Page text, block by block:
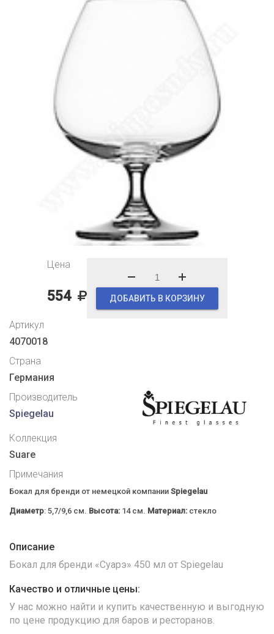
Цена
554 ДОБАВИТЬ В КОРЗИНУ
Артикул
4070018
Страна
Германия
Производитель
Spiegelau
Коллекция
Suare
Примечания
Бокал для бренди от немецкой компании Spiegelau
Диаметр: 5,7/9,6 см. Высота: 14 см. Материал: стекло
Описание
Бокал для бренди «Суарэ» 450 мл от Spiegelau
Качество и отличные цены:
У нас можно найти и купить качественную и выгодную
по цене продукцию для баров и ресторанов.